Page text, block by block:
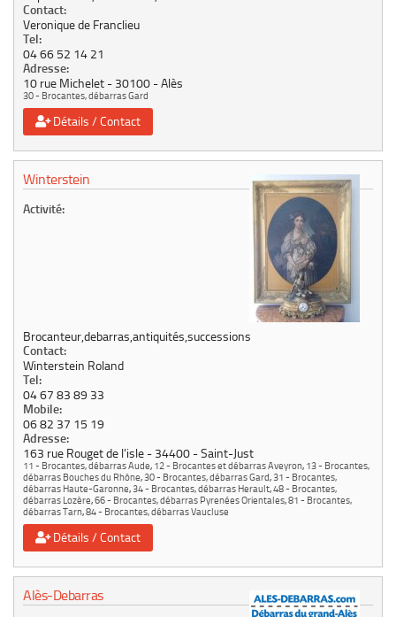
Contact:
Veronique de Franclieu
Tel:
04 66 52 14 21
Adresse:
10 rue Michelet 30100 Alès
30 - Brocantes, débarras Gard
Détails / Contact
Winterstein
Activité:
Brocanteur,debarras,antiquités,successions
Contact:
Winterstein Roland
Tel:
04 67 83 89 33
Mobile:
06 82 37 15 19
Adresse:
163 rue Rouget de l'isle 34400 Saint-Just
11 - Brocantes, débarras Aude, 12 - Brocantes et débarras Aveyron, 13 - Brocantes,
débarras Bouches du Rhône,30 - Brocantes, débarras Gard,31 - Brocantes,
débarras Haute-Garonne,34 - Brocantes, débarras Herault,48 - Brocantes,
débarras Lozère,66 - Brocantes, débarras Pyrenées Orientales,81 - Brocantes,
débarras Tarn,84 - Brocantes, débarras Vaucluse
Détails / Contact
Alès-Debarras